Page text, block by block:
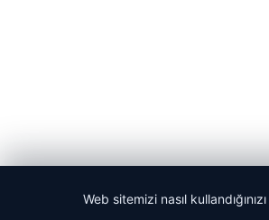
© 2026 Bilgisel – Güncel Haberler
Web sitemizi nasıl